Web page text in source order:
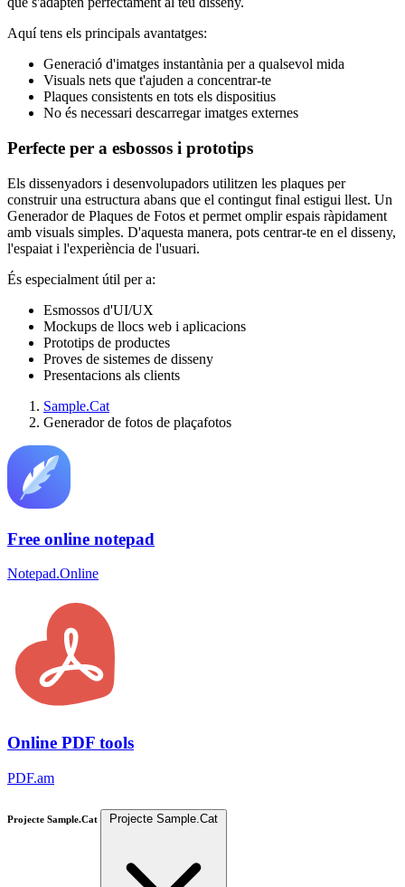
Aquí tens els principals avantatges:
Generació d'imatges instantània per a qualsevol mida
Visuals nets que t'ajuden a concentrar-te
Plaques consistents en tots els dispositius
No és necessari descarregar imatges externes
Perfecte per a esbossos i prototips
Els dissenyadors i desenvolupadors utilitzen les plaques per
construir una estructura abans que el contingut final estigui llest. Un
Generador de Plaques de Fotos et permet omplir espais ràpidament
amb visuals simples. D'aquesta manera, pots centrar-te en el disseny,
l'espaiat i l'experiència de l'usuari.
És especialment útil per a:
Esmossos d'UI/UX
Mockups de llocs web i aplicacions
Prototips de productes
Proves de sistemes de disseny
Presentacions als clients
Sample.Cat
Generador de fotos de plaçafotos
Free online notepad
Notepad.Online
Online PDF tools
PDF.am
Projecte Sample.Cat Projecte Sample.Cat